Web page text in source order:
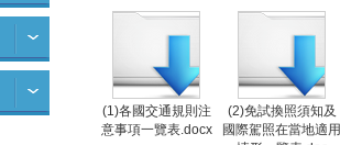
(1)各國交通規則注
意事項一覽表.docx
(2)免試換照須知及
國際駕照在當地適用